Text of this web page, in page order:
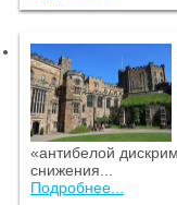
«антибелой
снижения...
Подробнее...